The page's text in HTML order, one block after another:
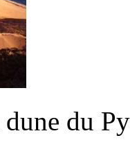
du